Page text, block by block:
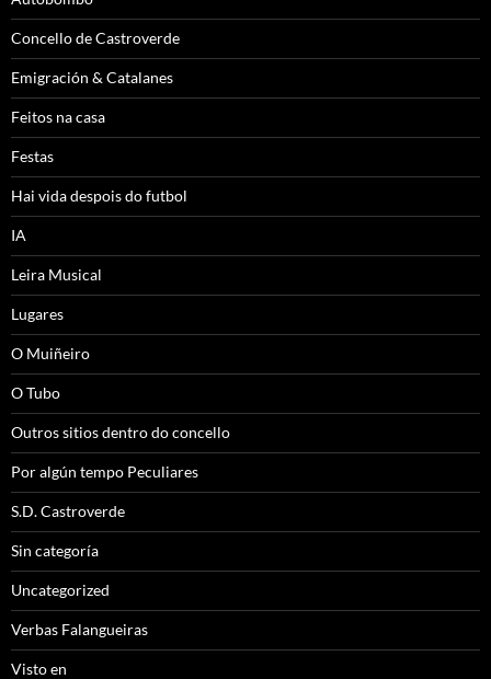
Concello de Castroverde
Emigración & Catalanes
Feitos na casa
Festas
Hai vida despois do futbol
IA
Leira Musical
Lugares
O Muiñeiro
O Tubo
Outros sitios dentro do concello
Por algún tempo Peculiares
S.D. Castroverde
Sin categoría
Uncategorized
Verbas Falangueiras
Visto en